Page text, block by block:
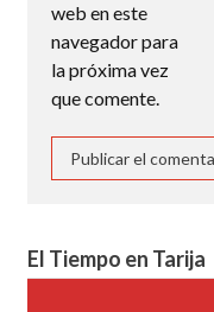
web en este
navegador para
la próxima vez
que comente.
El Tiempo en Tarija